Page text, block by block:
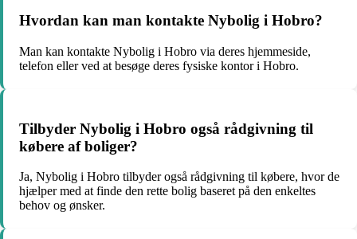
Hvordan kan man kontakte Nybolig i Hobro?
Man kan kontakte Nybolig i Hobro via deres hjemmeside,
telefon eller ved at besøge deres fysiske kontor i Hobro.
Tilbyder Nybolig i Hobro også rådgivning til
købere af boliger?
Ja, Nybolig i Hobro tilbyder også rådgivning til købere, hvor de
hjælper med at finde den rette bolig baseret på den enkeltes
behov og ønsker.